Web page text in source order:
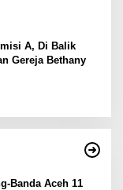
A, Di Balik
Gereja Bethany
Banda Aceh 11